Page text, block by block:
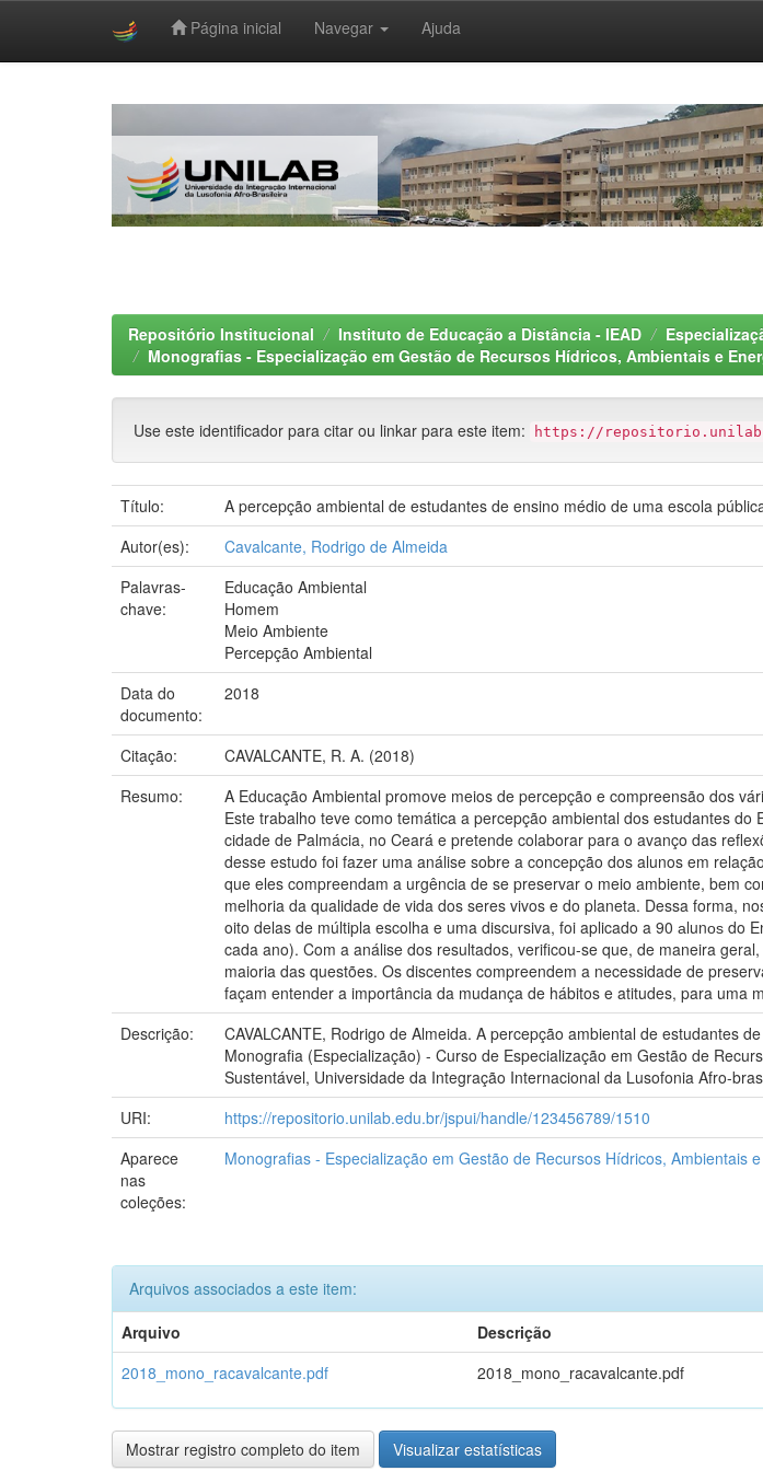
Página inicial Navegar Ajuda
Repositório Institucional Instituto de Educação a Distância - IEAD
Monografias - Especialização em Gestão de Recursos Hídricos, Ambientais e
Use este identificador para citar ou linkar para este item: https://
Título:
A percepção ambiental de estudantes de ensino médio de uma escola
Autor(es):
Cavalcante, Rodrigo de Almeida
Palavras-
chave:
Educação Ambiental
Homem
Meio Ambiente
Percepção Ambiental
Data do
documento:
2018
Citação:
CAVALCANTE, R. A. (2018)
Resumo:
A Educação Ambiental promove meios de percepção e compreensão dos
Este trabalho teve como temática a percepção ambiental dos estudantes
cidade de Palmácia, no Ceará e pretende colaborar para o avanço das
desse estudo foi fazer uma análise sobre a concepção dos alunos em
que eles compreendam a urgência de se preservar o meio ambiente, bem
melhoria da qualidade de vida dos seres vivos e do planeta. Dessa forma,
oito delas de múltipla escolha e uma discursiva, foi aplicado a 90 аlunоѕ do
cada ano). Com a análise dos resultados, verificou-se que, de maneira
maioria das questões. Os discentes compreendem a necessidade de
façam entender a importância da mudança de hábitos e atitudes, para uma
Descrição:
CAVALCANTE, Rodrigo de Almeida. A percepção ambiental de estudantes
Monografia (Especialização) - Curso de Especialização em Gestão de
Sustentável, Universidade da Integração Internacional da Lusofonia Afro-
URI:
https://repositorio.unilab.edu.br/jspui/handle/123456789/1510
Aparece
nas
coleções:
Monografias - Especialização em Gestão de Recursos Hídricos, Ambientais
Arquivos associados a este item:
Arquivo
Descrição
2018_mono_racavalcante.pdf
2018_mono_racavalcante.pdf
Mostrar registro completo do item Visualizar estatísticas